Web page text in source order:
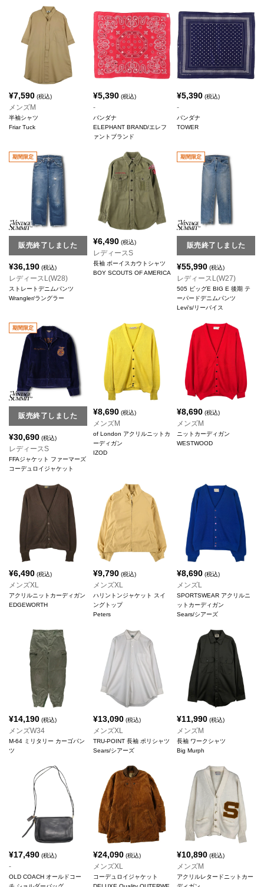
¥7,590 (税込)
メンズM
半袖シャツ
Friar Tuck
¥5,390(税込)
-
バンダナ
ELEPHANT BRAND/エレフ
ァントブランド
¥5,390 (税込)
-
バンダナ
TOWER
期間限定
販売終了しました
¥36,190 (税込)
レディースL(W28)
ストレートデニムパンツ
Wrangler/ラングラー
¥6,490(税込)
レディースS
長袖 ボーイスカウトシャツ
BOY SCOUTS OF AMERICA
期間限定
販売終了しました
¥55,990 (税込)
レディースL(W27)
505 ビッグE BIG E 後期 テ
ーパードデニムパンツ
Levi's/リーバイス
期間限定
販売終了しました
¥30,690 (税込)
レディースS
FFAジャケット ファーマーズ
コーデュロイジャケット
¥8,690(税込)
メンズM
of London アクリルニットカ
ーディガン
IZOD
¥8,690 (税込)
メンズM
ニットカーディガン
WESTWOOD
¥6,490 (税込)
メンズXL
アクリルニットカーディガン
EDGEWORTH
¥9,790(税込)
メンズXL
ハリントンジャケット スイ
ングトップ
Peters
¥8,690 (税込)
メンズL
SPORTSWEAR アクリルニ
ットカーディガン
Sears/シアーズ
¥14,190 (税込)
メンズW34
M-64 ミリタリー カーゴパン
ツ
¥13,090(税込)
メンズXL
TRU-POINT 長袖 ポリシャツ
Sears/シアーズ
¥11,990 (税込)
メンズM
長袖 ワークシャツ
Big Murph
¥17,490 (税込)
-
OLD COACH オールドコー
¥24,090(税込)
メンズXL
コーデュロイジャケット
¥10,890 (税込)
メンズM
アクリルレタードニットカー